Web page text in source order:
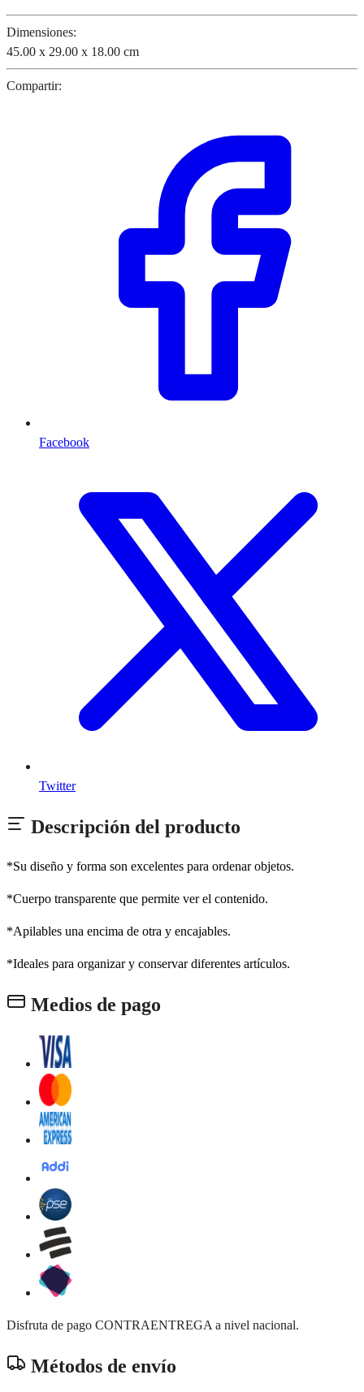
Dimensiones:
45.00 x 29.00 x 18.00 cm
Compartir:
Facebook
Twitter
Descripción del producto
*Su diseño y forma son excelentes para ordenar objetos.
*Cuerpo transparente que permite ver el contenido.
*Apilables una encima de otra y encajables.
*Ideales para organizar y conservar diferentes artículos.
Medios de pago
Disfruta de pago CONTRAENTREGA a nivel nacional.
Métodos de envío